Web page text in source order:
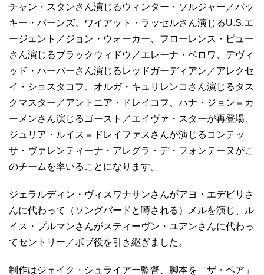
チャン・スタンさん演じるウィンター・ソルジャー／バッ
キー・バーンズ、ワイアット・ラッセルさん演じるU.S.エ
ージェント／ジョン・ウォーカー、フローレンス・ピュー
さん演じるブラックウィドウ／エレーナ・ベロワ、デヴィ
ッド・ハーバーさん演じるレッドガーディアン／アレクセ
イ・ショスタコフ、オルガ・キュリレンコさん演じるタス
クマスター／アントニア・ドレイコフ、ハナ・ジョン＝カ
ーメンさん演じるゴースト／エイヴァ・スターが再登場、
ジュリア・ルイス＝ドレイファスさんが演じるコンテッ
サ・ヴァレンティーナ・アレグラ・デ・フォンテーヌがこ
のチームを率いることになります。
ジェラルディン・ヴィスワナサンさんがアヨ・エデビリさ
んに代わって（ソングバードと噂される）メルを演じ、ル
イス・プルマンさんがスティーヴン・ユアンさんに代わっ
てセントリー／ボブ役を引き継ぎました。
制作はジェイク・シュライアー監督、脚本を「ザ・ベア」